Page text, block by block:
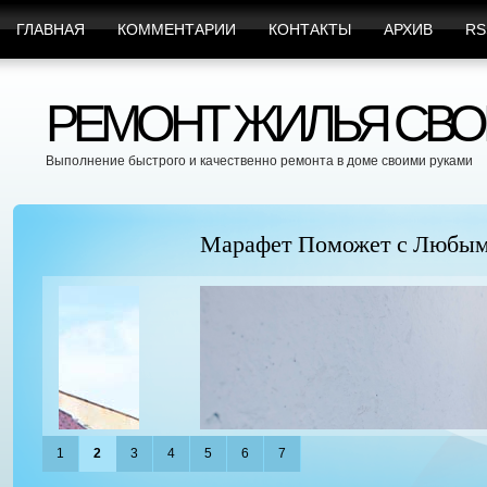
ГЛАВНАЯ КОММЕНТАРИИ КОНТАКТЫ АРХИВ
РЕМОНТ ЖИЛЬЯ
Выполнение быстрого и качественно ремонта в доме своими руками
Марафет Поможет с Любыми Видами
1 2 3 4 5 6 7